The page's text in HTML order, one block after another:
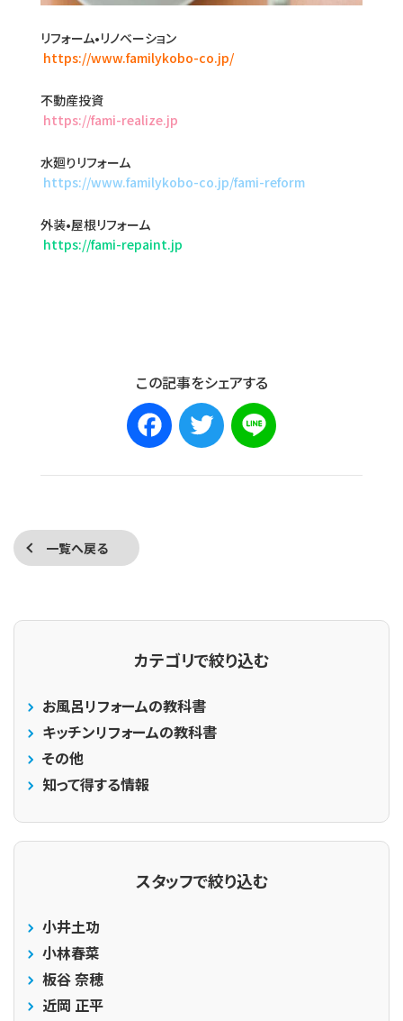
リフォーム•リノベーション
https://www.familykobo-co.jp/
不動産投資
https://fami-realize.jp
水廻りリフォーム
https://www.familykobo-co.jp/fami-reform
外装•屋根リフォーム
https://fami-repaint.jp
この記事をシェアする
FacebookTwitter
一覧へ戻る
カテゴリで絞り込む
お風呂リフォームの教科書
キッチンリフォームの教科書
その他
知って得する情報
スタッフで絞り込む
小井土功
小林春菜
板谷 奈穂
近岡 正平